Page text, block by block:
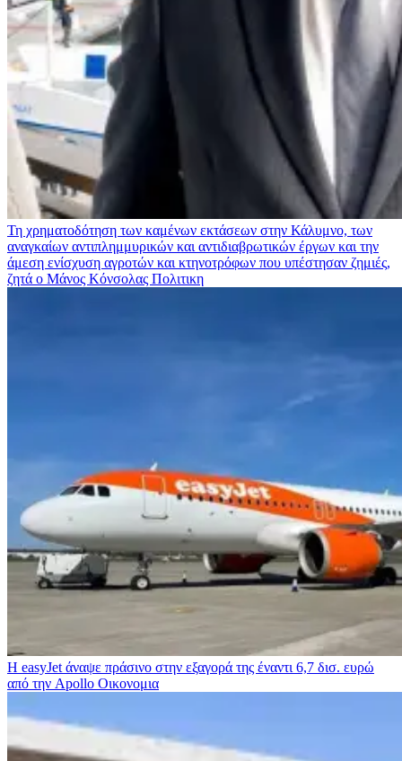
Τη χρηματοδότηση των καμένων εκτάσεων στην Κάλυμνο, των
αναγκαίων αντιπλημμυρικών και αντιδιαβρωτικών έργων και την
άμεση ενίσχυση αγροτών και κτηνοτρόφων που υπέστησαν ζημιές,
ζητά ο Μάνος Κόνσολας Πολιτικη
Η easyJet άναψε πράσινο στην εξαγορά της έναντι 6,7 δισ. ευρώ
από την Apollo Οικονομια